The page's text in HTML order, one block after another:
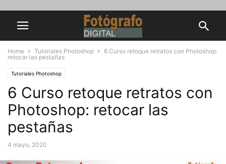
Home Tutoriales Photoshop
6 Curso retoque retratos con Photoshop:
retocar las pestañas
Tutoriales Photoshop
6 Curso retoque retratos con
Photoshop: retocar las
pestañas
4 mayo, 2020